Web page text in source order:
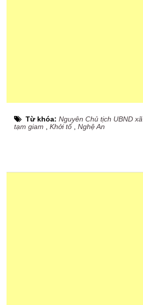
Từ khóa:Nguyên Chủ tịch UBND xã
tạm giam ,Khởi tố,Nghệ An